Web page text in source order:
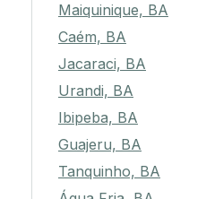
Maiquinique, BA
Caém, BA
Jacaraci, BA
Urandi, BA
Ibipeba, BA
Guajeru, BA
Tanquinho, BA